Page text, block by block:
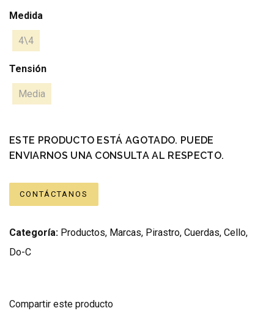
Medida
4\4
Tensión
Media
ESTE PRODUCTO ESTÁ AGOTADO. PUEDE
ENVIARNOS UNA CONSULTA AL RESPECTO.
CONTÁCTANOS
Categoría: Productos, Marcas, Pirastro, Cuerdas, Cello,
Do-C
Compartir este producto